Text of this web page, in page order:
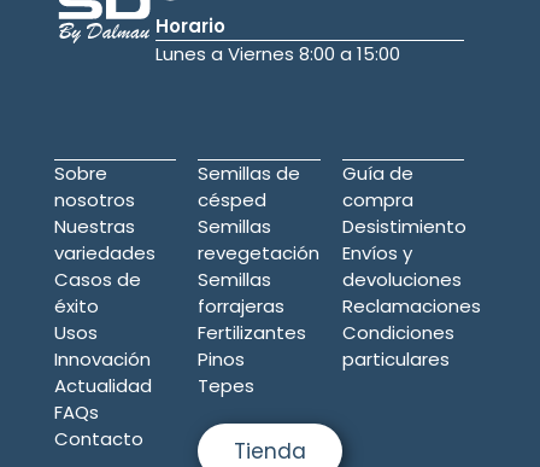
Horario
Lunes a Viernes 8:00 a 15:00
Sobre
nosotros
Nuestras
variedades
Casos de
éxito
Usos
Innovación
Actualidad
FAQs
Contacto
Semillas de
césped
Semillas
revegetación
Semillas
forrajeras
Fertilizantes
Pinos
Tepes
Tienda
Guía de
compra
Desistimiento
Envíos y
devoluciones
Reclamaciones
Condiciones
particulares